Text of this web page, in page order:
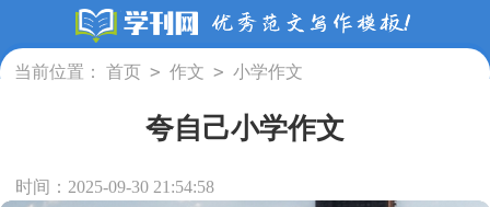
当前位置： 首页 > 作文 > 小学作文
夸自己小学作文
时间：2025-09-30 21:54:58